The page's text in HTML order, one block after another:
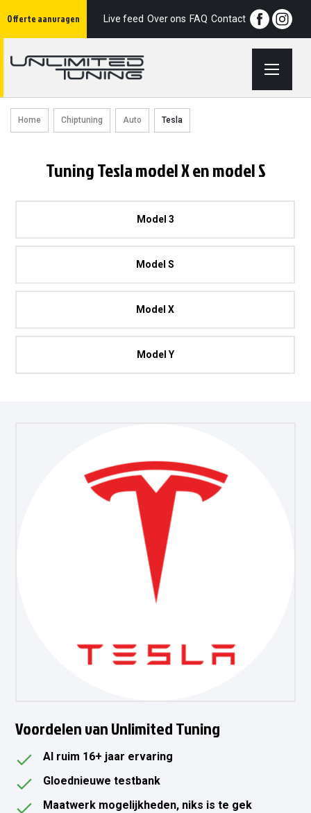
Offerte aanvragen
naarLive feed Over ons FAQ Contact
Home Chiptuning Auto Tesla
Tuning Tesla model X en model S
Model 3
Model S
Model X
Model Y
Voordelen van Unlimited Tuning
Al ruim 16+ jaar ervaring
Gloednieuwe testbank
Maatwerk mogelijkheden, niks is te gek